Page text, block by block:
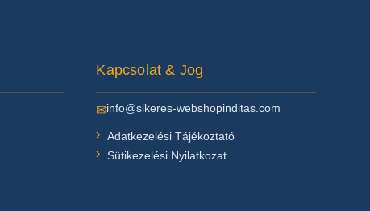
Kapcsolat & Jog
✉info@sikeres-webshopinditas.com
Adatkezelési Tájékoztató
Sütikezelési Nyilatkozat